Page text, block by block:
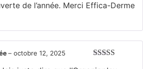
de l’année. Merci Effica-Derme
– octobre 12, 2025